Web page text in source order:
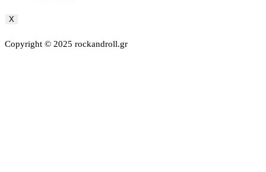
X
Copyright © 2025 rockandroll.gr